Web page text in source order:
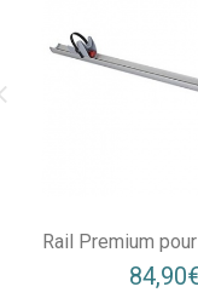
Rail Premium pour